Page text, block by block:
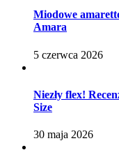
Miodowe
Amara
5 czerwca 2026
Niezły flex!
Size
30 maja 2026